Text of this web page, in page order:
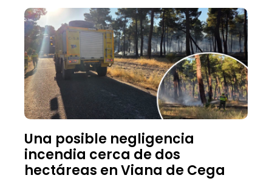
Una posible negligencia
incendia cerca de dos
hectáreas en Viana de Cega